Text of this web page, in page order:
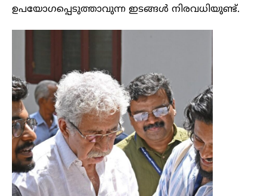
ഉപയോഗപ്പെടുത്താവുന്ന ഇടങ്ങൾ നിരവധിയുണ്ട്.